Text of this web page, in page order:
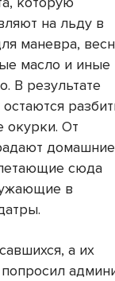
на льду в
маневра,
масло и иные
В результате
окурки. От
сюда
в
а их